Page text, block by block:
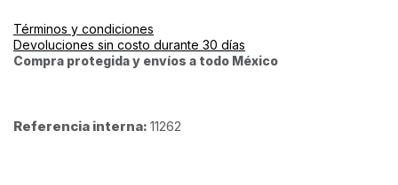
Términos y condiciones
Devoluciones sin costo durante 30 días
Compra protegida y envíos a todo México
Referencia interna: 11262